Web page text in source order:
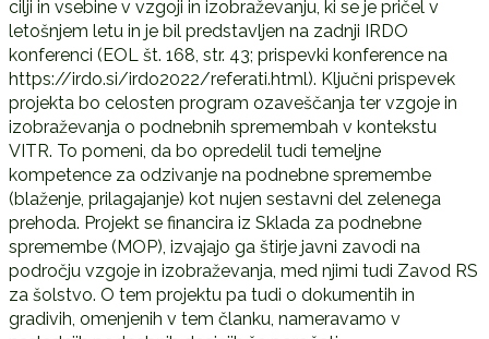
cilji in vsebine v vzgoji in izobraževanju, ki se je pričel v
letošnjem letu in je bil predstavljen na zadnji IRDO
konferenci (EOL št. 168, str. 43; prispevki konference na
https://irdo.si/irdo2022/referati.html). Ključni prispevek
projekta bo celosten program ozaveščanja ter vzgoje in
izobraževanja o podnebnih spremembah v kontekstu
VITR. To pomeni, da bo opredelil tudi temeljne
kompetence za odzivanje na podnebne spremembe
(blaženje, prilagajanje) kot nujen sestavni del zelenega
prehoda. Projekt se financira iz Sklada za podnebne
spremembe (MOP), izvajajo ga štirje javni zavodi na
področju vzgoje in izobraževanja, med njimi tudi Zavod RS
za šolstvo. O tem projektu pa tudi o dokumentih in
gradivih, omenjenih v tem članku, nameravamo v